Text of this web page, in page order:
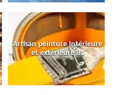
Artisan peinture intérieure
et extérieure 81